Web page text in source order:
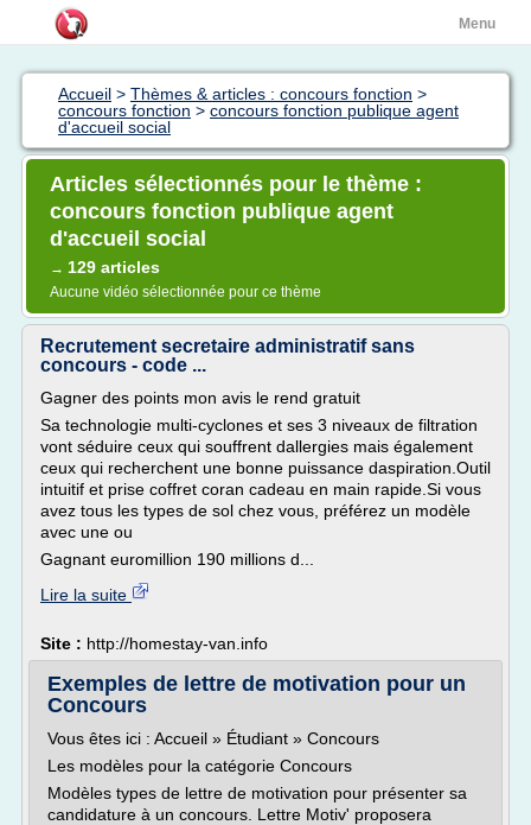
Menu
Accueil > Thèmes & articles : concours fonction >
concours fonction > concours fonction publique agent
d'accueil social
Articles sélectionnés pour le thème :
concours fonction publique agent
d'accueil social
→ 129 articles
Aucune vidéo sélectionnée pour ce thème
Recrutement secretaire administratif sans
concours - code ...
Gagner des points mon avis le rend gratuit
Sa technologie multi-cyclones et ses 3 niveaux de filtration
vont séduire ceux qui souffrent dallergies mais également
ceux qui recherchent une bonne puissance daspiration.Outil
intuitif et prise coffret coran cadeau en main rapide.Si vous
avez tous les types de sol chez vous, préférez un modèle
avec une ou
Gagnant euromillion 190 millions d...
Lire la suite
Site : http://homestay-van.info
Exemples de lettre de motivation pour un
Concours
Vous êtes ici : Accueil » Étudiant » Concours
Les modèles pour la catégorie Concours
Modèles types de lettre de motivation pour présenter sa
candidature à un concours. Lettre Motiv' proposera